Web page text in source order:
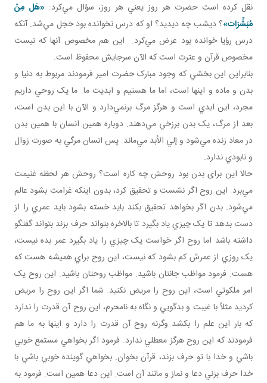
نقل کرده است حضرت هر روز يعني هر روز، سؤال مي‌کرد: «هَل مِنْ
مُبَشِّرَات»؟ ديشب چه ديديد؟ او که درس نخوانده بود خجل مي‌شد. آنکه
درس رؤيا خوانده بود عرض مي‌کرد. اين هم مخصوص آنها که نيست
مخصوص قرآن و عترت است که الآن سرجايش محفوظ است.
بنابراين اين بخشي که وجود مبارک حضرت امير فرمودند مربوط به دنيا و
بدن و ماده و اينها است، اما ما هستيم و ابديت ما. ما يک روحي داريم
مجرد، اين ابدي است و هرگز مرگ برنمي‌دارد و الآن با اين بدن است،
بعد از مرگ، يک بدن برزخي مي‌دهند. دوباره همين انسان با همين بدن
در معاد زنده مي‌شود و إلي الأبد مي‌ماند. پس انسان مرگي به صورت زوال
و نابودي ندارد.
حالا اين برای بدن بود روحش چه کاره است؟ روحش هر لحظه غنيمت
مي‌برد. اين روح اگر نشست و تحقيق کرد، بدون اينکه غرامت بشود عالم
مي‌شود. بدن اگر بخواهد تحقيق بکند بايد خسته بشود بايد عمري را از
دست بدهد تا يک چيزي ياد بگيرد تا بالاخره بتواند حرف بزند بتواند گفتگو
داشته باشد اما روح اگر خواست يک چيزي را ياد بگيرد عمر بده نيست،
يک روزي از عمرش کم بشود که نيست، اين روح براي هميشه هست که
هست. فرمود مواظب جانتان باشيد. مواظب روحتان باشيد. اين روح يک
امر ملکوتي است، اين روح را مريض نکنيد. شما اگر اين روح را مريض
کرديد مثلاً با غيبت و بدگويي و نگاه به نامحرم، اين روح آن قدرت را ندارد
که بار اين علم را بکشد وگرنه روح آن قدرت را دارد و اينها به ما هم
فرمودند که اين روح هرگز معطلي ندارد. فرمود اگر بخواهي مستمع خوبي
باشي و خدا با تو حرف بزند، قرآن بخوان. بخواهي گوينده خوبي باشي با
خدا حرف بزني دعا و نماز و مانند آن است. اين دعا همين است. فرمود به